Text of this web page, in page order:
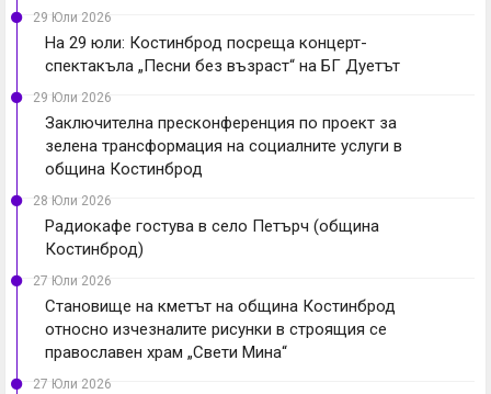
29 Юли 2026
На 29 юли: Костинброд посреща концерт-
спектакъла „Песни без възраст“ на БГ Дуетът
29 Юли 2026
Заключителна пресконференция по проект за
зелена трансформация на социалните услуги в
община Костинброд
28 Юли 2026
Радиокафе гостува в село Петърч (община
Костинброд)
27 Юли 2026
Становище на кметът на община Костинброд
относно изчезналите рисунки в строящия се
православен храм „Свети Мина“
27 Юли 2026